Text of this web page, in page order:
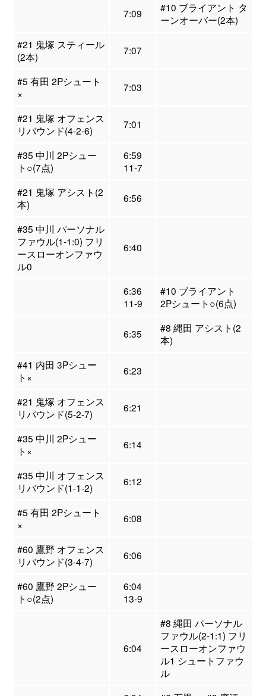
7:09
#10 ブライアント タ
ーンオーバー(2本)
#21 鬼塚 スティール
(2本)
7:07
#5 有田 2Pシュート
×
7:03
#21 鬼塚 オフェンス
リバウンド(4-2-6)
7:01
#35 中川 2Pシュー
ト○(7点)
6:59
11-7
#21 鬼塚 アシスト(2
本)
6:56
#35 中川 パーソナル
ファウル(1-1:0) フリ
ースローオンファウ
ル0
6:40
6:36
11-9
#10 ブライアント
2Pシュート○(6点)
6:35
#8 縄田 アシスト(2
本)
#41 内田 3Pシュー
ト×
6:23
#21 鬼塚 オフェンス
リバウンド(5-2-7)
6:21
#35 中川 2Pシュー
ト×
6:14
#35 中川 オフェンス
リバウンド(1-1-2)
6:12
#5 有田 2Pシュート
×
6:08
#60 鷹野 オフェンス
リバウンド(3-4-7)
6:06
#60 鷹野 2Pシュー
ト○(2点)
6:04
13-9
6:04
#8 縄田 パーソナル
ファウル(2-1:1) フリ
ースローオンファウ
ル1 シュートファウ
ル